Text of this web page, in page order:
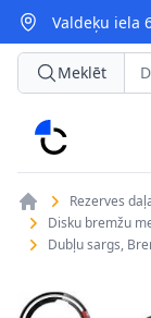
Valdeķu iela
CarParts
Meklēt
Rezerves
Disku bremžu
Dubļu sargs,